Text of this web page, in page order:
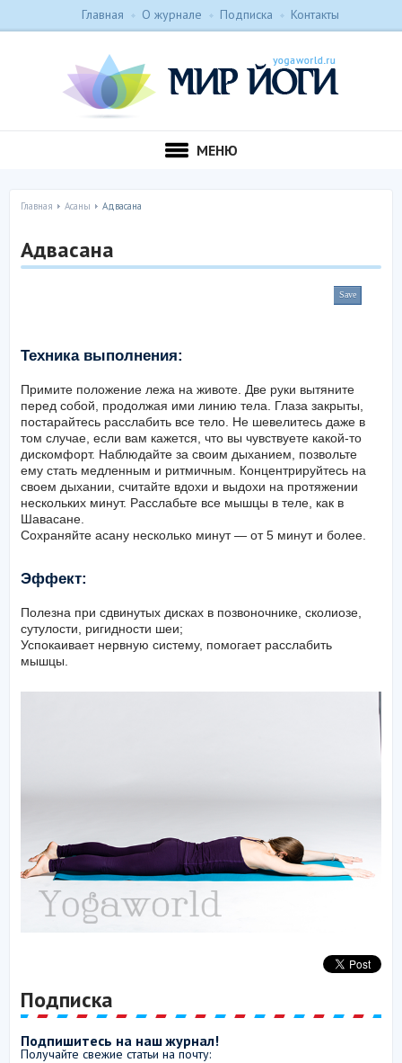
Главная О журнале Подписка Контакты
МЕНЮ
Главная Асаны Адвасана
Адвасана
Save
Техника выполнения:
Примите положение лежа на животе. Две руки вытяните
перед собой, продолжая ими линию тела. Глаза закрыты,
постарайтесь расслабить все тело. Не шевелитесь даже в
том случае, если вам кажется, что вы чувствуете какой-то
дискомфорт. Наблюдайте за своим дыханием, позвольте
ему стать медленным и ритмичным. Концентрируйтесь на
своем дыхании, считайте вдохи и выдохи на протяжении
нескольких минут. Расслабьте все мышцы в теле, как в
Шавасане.
Сохраняйте асану несколько минут — от 5 минут и более.
Эффект:
Полезна при сдвинутых дисках в позвоночнике, сколиозе,
сутулости, ригидности шеи;
Успокаивает нервную систему, помогает расслабить
мышцы.
Подписка
Подпишитесь на наш журнал!
Получайте свежие статьи на почту: